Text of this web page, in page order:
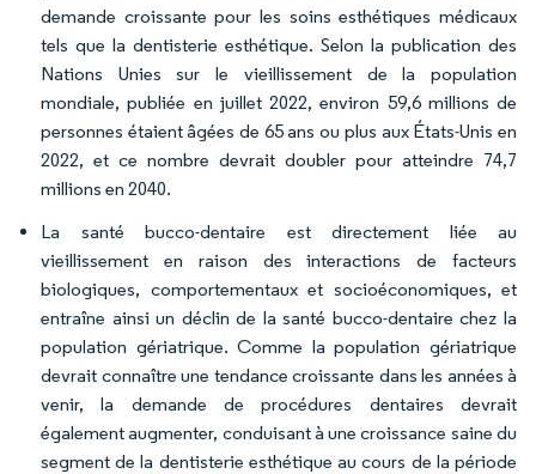
demande croissante pour les soins esthétiques médicaux
tels que la dentisterie esthétique. Selon la publication des
Nations Unies sur le vieillissement de la population
mondiale, publiée en juillet 2022, environ 59,6 millions de
personnes étaient âgées de 65 ans ou plus aux États-Unis en
2022, et ce nombre devrait doubler pour atteindre 74,7
millions en 2040.
La santé bucco-dentaire est directement liée au
vieillissement en raison des interactions de facteurs
biologiques, comportementaux et socioéconomiques, et
entraîne ainsi un déclin de la santé bucco-dentaire chez la
population gériatrique. Comme la population gériatrique
devrait connaître une tendance croissante dans les années à
venir, la demande de procédures dentaires devrait
également augmenter, conduisant à une croissance saine du
segment de la dentisterie esthétique au cours de la période